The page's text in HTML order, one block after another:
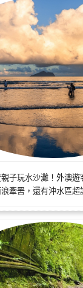
親子玩水沙灘！外澳
牽罟，還有沖水區超